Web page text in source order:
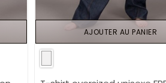
AJOUTER AU PANIER